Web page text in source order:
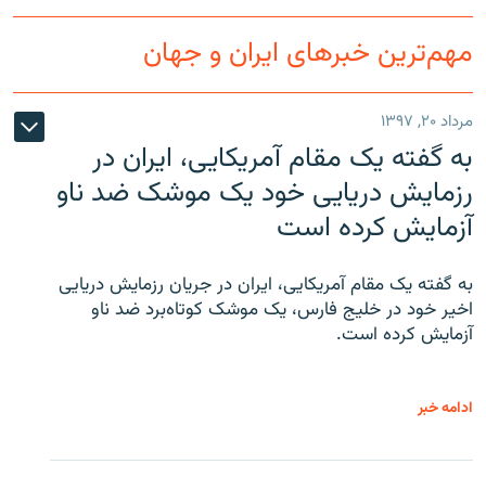
مهم‌ترین خبرهای ایران و جهان
مرداد ۲۰, ۱۳۹۷
به گفته یک مقام آمریکایی، ایران در
رزمایش دریایی خود یک موشک ضد ناو
آزمایش کرده است
به گفته یک مقام آمریکایی، ایران در جریان رزمایش دریایی
اخیر خود در خلیج فارس، یک موشک کوتاه‌برد ضد ناو
آزمایش کرده است.
ادامه خبر